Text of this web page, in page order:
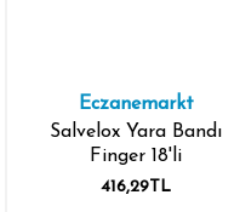
Eczanemarkt
Salvelox Yara Bandı
Finger 18'li
416,29TL